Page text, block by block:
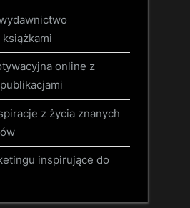
online z
z życia znanych
inspirujące do